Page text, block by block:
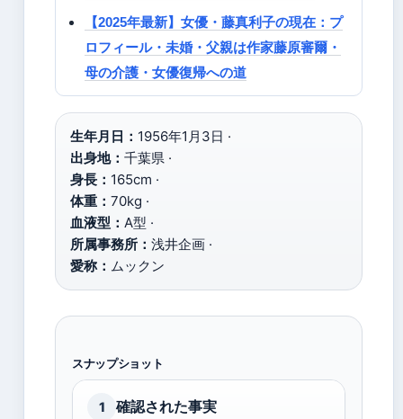
【2025年最新】女優・藤真利子の現在：プ
ロフィール・未婚・父親は作家藤原審爾・
母の介護・女優復帰への道
生年月日： 1956年1月3日 ·
出身地： 千葉県 ·
身長： 165cm ·
体重： 70kg ·
血液型： A型 ·
所属事務所： 浅井企画 ·
愛称： ムックン
スナップショット
1 確認された事実